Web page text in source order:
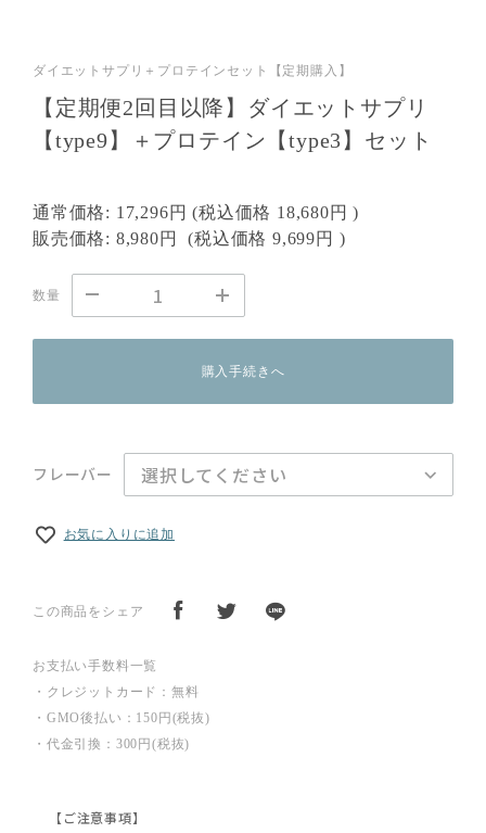
ダイエットサプリ＋プロテインセット【定期購入】
【定期便2回目以降】ダイエットサプリ
【type9】＋プロテイン【type3】セット
通常価格: 17,296円 (税込価格 18,680円 )
販売価格: 8,980円 (税込価格9,699円 )
数量
購入手続きへ
フレーバー
お気に入りに追加
この商品をシェア
お支払い手数料一覧
・クレジットカード：無料
・GMO後払い：150円(税抜)
・代金引換：300円(税抜)
【ご注意事項】